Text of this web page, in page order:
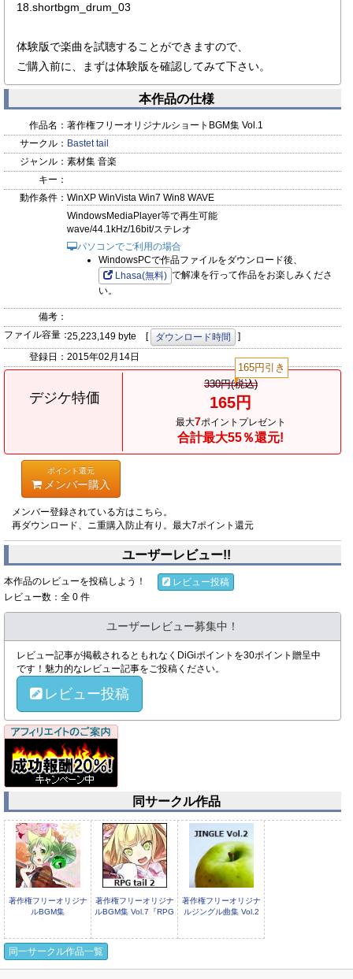
18.shortbgm_drum_03
体験版で楽曲を試聴することができますので、
ご購入前に、まずは体験版を確認してみて下さい。
本作品の仕様
作品名： 著作権フリーオリジナルショートBGM集 Vol.1
サークル： Bastet tail
ジャンル： 素材集 音楽
キー：
動作条件： WinXP WinVista Win7 Win8 WAVE
WindowsMediaPlayer等で再生可能
wave/44.1kHz/16bit/ステレオ
パソコンでご利用の場合
WindowsPCで作品ファイルをダウンロード後、
Lhasa(無料) で解凍を行って作品をお楽しみくださ
い。
備考：
ファイル容量：25,223,149 byte [ ダウンロード時間
]
登録日： 2015年02月14日
デジケ特価
330円(税込)
165円引き
165円
最大7ポイントプレゼント
合計最大55％還元!
ポイント還元
メンバー購入
メンバー登録されている方はこちら。
再ダウンロード、ニ重購入防止有り。最大7ポイント還元
ユーザーレビュー!!
本作品のレビューを投稿しよう！
レビュー投稿
レビュー数：全 0 件
ユーザーレビュー募集中！
レビュー記事が掲載されるともれなくDiGiポイントを30ポイント贈呈中
です！魅力的なレビュー記事をご投稿ください。
レビュー投稿
同サークル作品
著作権フリーオリジナ
ルBGM集
著作権フリーオリジナ
ルBGM集 Vol.7『RPG
著作権フリーオリジナ
ルジングル曲集 Vol.2
同一サークル作品一覧